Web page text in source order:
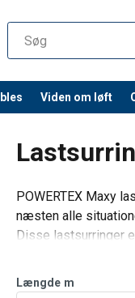
Viden om løft
POWERTEX Maxy
næsten alle
Disse lastsurringer
Velegnet til brug på
Længde m